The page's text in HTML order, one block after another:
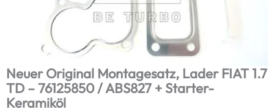
Neuer Original Montagesatz, Lader FIAT 1.7
TD – 76125850 / ABS827 + Starter-
Keramiköl